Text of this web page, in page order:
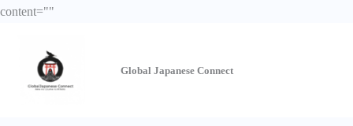
content=""
content
Global Japanese Connect